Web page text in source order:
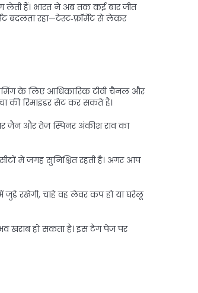
लेती हैं। भारत ने अब तक कई बार जीत
बदलता रहा—टेस्ट‑फ़ॉर्मेट से लेकर
के लिए आधिकारिक टीवी चैनल और
की रिमाइंडर सेट कर सकते हैं।
जैन और तेज़ स्पिनर अंकीश राव का
में जगह सुनिश्चित रहती है। अगर आप
जुड़े रखेगी, चाहे वह लेवर कप हो या घरेलू
खराब हो सकता है। इस टैग पेज पर